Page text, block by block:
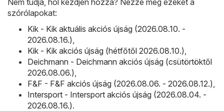
szórólapokat:
Kik - Kik aktuális akciós újság (2026.08.10. -
2026.08.16.)
Kik - Kik akciós újság (hétfőtől 2026.08.10.)
Deichmann - Deichmann akciós újság (csütörtöktől
2026.08.06.)
F&F - F&F akciós újság (2026.08.06. - 2026.08.12.)
Intersport - Intersport akciós újság (2026.08.04. -
2026.08.16.).